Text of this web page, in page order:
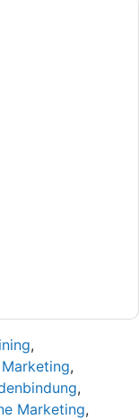
,
,
,
Marketing,